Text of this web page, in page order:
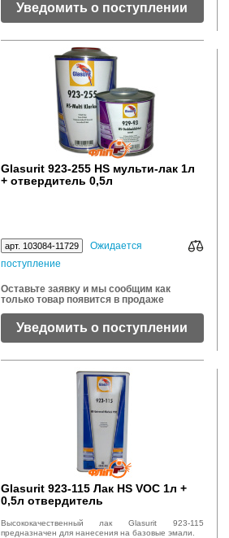
Уведомить о поступлении
Glasurit 923-255 HS мульти-лак 1л
+ отвердитель 0,5л
арт. 103084-11729
Ожидается
поступление
Оставьте заявку и мы сообщим как
только товар появится в продаже
Уведомить о поступлении
Glasurit 923-115 Лак HS VOC 1л +
0,5л отвердитель
Высококачественный лак Glasurit 923-115
предназначен для нанесения на базовые эмали.